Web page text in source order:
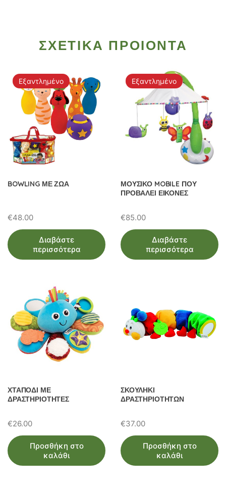
ΣΧΕΤΙΚΑ ΠΡΟΙΟΝΤΑ
Εξαντλημένο
BOWLING ΜΕ ΖΩΑ
€48.00
Διαβάστε
περισσότερα
Εξαντλημένο
ΜΟΥΣΙΚΟ MOBILE ΠΟΥ
ΠΡΟΒΑΛΕΙ ΕΙΚΟΝΕΣ
€85.00
Διαβάστε
περισσότερα
ΧΤΑΠΟΔΙ ΜΕ
ΔΡΑΣΤΗΡΙΟΤΗΤΕΣ
€26.00
Προσθήκη στο
καλάθι
ΣΚΟΥΛΗΚΙ
ΔΡΑΣΤΗΡΙΟΤΗΤΩΝ
€37.00
Προσθήκη στο
καλάθι